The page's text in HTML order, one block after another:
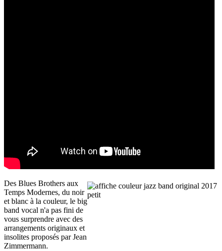
Des Blues Brothers aux
Temps Modernes, du noir
et blanc à la couleur, le big
band vocal n'a pas fini de
vous surprendre avec des
arrangements originaux et
insolites proposés par Jean
Zimmermann.